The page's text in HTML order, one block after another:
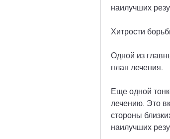
наилучших
Хитрости
Одной из
план лечения.
Еще одной
лечению. Это
стороны
наилучших